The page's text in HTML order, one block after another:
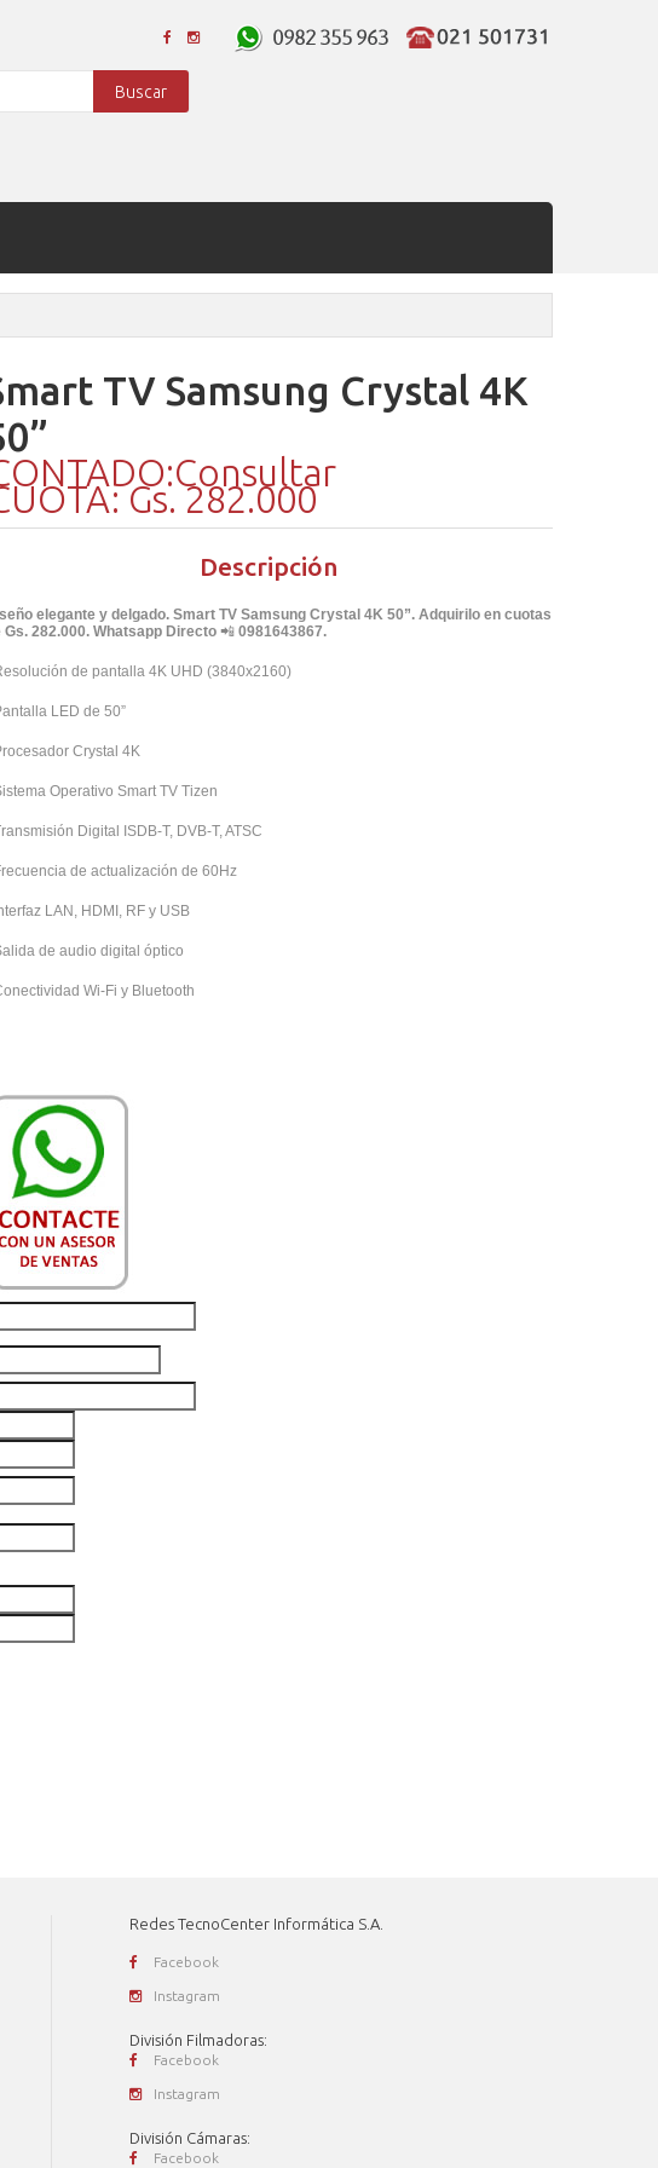
Buscar
TV Samsung Crystal 4K
Gs. 282.000
Descripción
elegante y delgado. Smart TV Samsung Crystal 4K 50”. Adquirilo en cuotas
Gs. 282.000. Whatsapp Directo 📲 0981643867.
de pantalla 4K UHD (3840x2160)
LED de 50”
Crystal 4K
Operativo Smart TV Tizen
Digital ISDB-T, DVB-T, ATSC
de actualización de 60Hz
LAN, HDMI, RF y USB
de audio digital óptico
Wi-Fi y Bluetooth
Redes TecnoCenter Informática S.A.
Facebook
Instagram
División Filmadoras:
Facebook
Instagram
División Cámaras:
Facebook